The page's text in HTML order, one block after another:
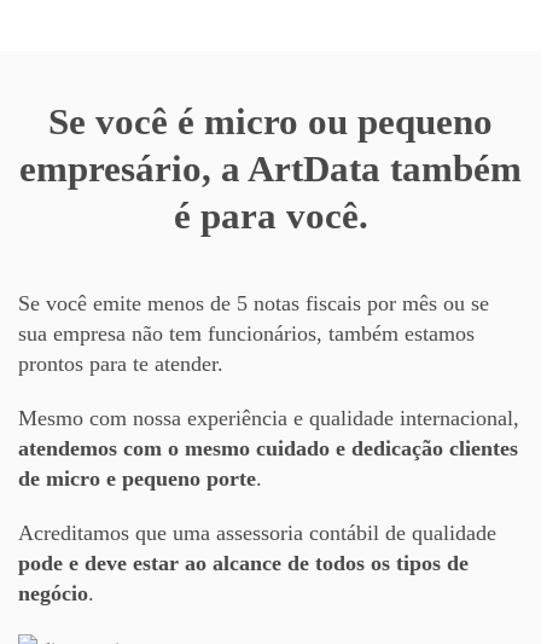
Se você é micro ou pequeno
empresário, a ArtData também
é para você.
Se você emite menos de 5 notas fiscais por mês ou se
sua empresa não tem funcionários, também estamos
prontos para te atender.
Mesmo com nossa experiência e qualidade internacional,
atendemos com o mesmo cuidado e dedicação clientes
de micro e pequeno porte.
Acreditamos que uma assessoria contábil de qualidade
pode e deve estar ao alcance de todos os tipos de
negócio.